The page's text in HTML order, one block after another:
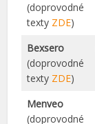
(doprovodné
texty ZDE)
Bexsero
(doprovodné
texty ZDE)
Menveo
(doprovodné